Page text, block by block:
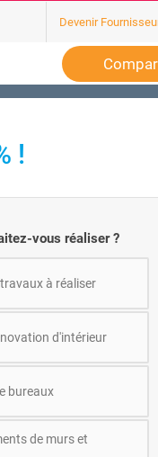
Devenir
!
vous réaliser ?
à réaliser
d'intérieur
bureaux
de murs et